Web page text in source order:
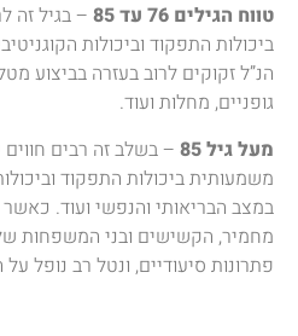
טווח הגילים 76 עד 85
– בגיל זה
ביכולות התפקוד וביכולות
הנ”ל זקוקים לרוב בעזרה בביצוע
גופניים, מחלות ועוד.
מעל גיל 85
– בשלב זה רבים חווים
משמעותית ביכולות התפקוד
במצב הבריאותי והנפשי ועוד.
מחמיר, הקשישים ובני המשפחות
פתרונות סיעודיים, ונטל רב נופל